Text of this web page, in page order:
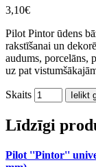
3,10€
Pilot Pintor ūdens
rakstīšanai un
audums, porcelāns,
uz pat
Skaits Ielikt
Līdzīgi
Pilot ''Pintor''